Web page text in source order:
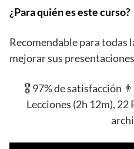
¿Para quién es este curso?
Recomendable para todas
mejorar sus
🎖️ 97% de satisfacción
Lecciones (2h 12m),